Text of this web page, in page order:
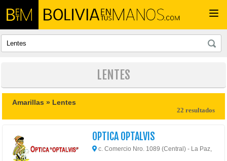
LENTES
Amarillas » Lentes
22 resultados
OPTICA OPTALVIS
c. Comercio Nro. 1089 (Central) - La Paz,